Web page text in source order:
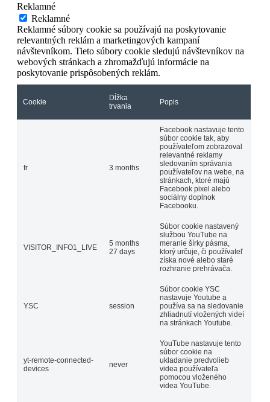
Reklamné
Reklamné
Reklamné súbory cookie sa používajú na poskytovanie
relevantných reklám a marketingových kampaní
návštevníkom. Tieto súbory cookie sledujú návštevníkov na
webových stránkach a zhromažďujú informácie na
poskytovanie prispôsobených reklám.
Cookie
Dĺžka
trvania
Popis
fr 3 months
Facebook nastavuje tento
súbor cookie tak, aby
používateľom zobrazoval
relevantné reklamy
sledovaním správania
používateľov na webe, na
stránkach, ktoré majú
Facebook pixel alebo
sociálny doplnok
Facebooku.
VISITOR_INFO1_LIVE
5 months
27 days
Súbor cookie nastavený
službou YouTube na
meranie šírky pásma,
ktorý určuje, či používateľ
získa nové alebo staré
rozhranie prehrávača.
YSC session
Súbor cookie YSC
nastavuje Youtube a
používa sa na sledovanie
zhliadnutí vložených videí
na stránkach Youtube.
yt-remote-connected-
devices
never
YouTube nastavuje tento
súbor cookie na
ukladanie predvolieb
videa používateľa
pomocou vloženého
videa YouTube.